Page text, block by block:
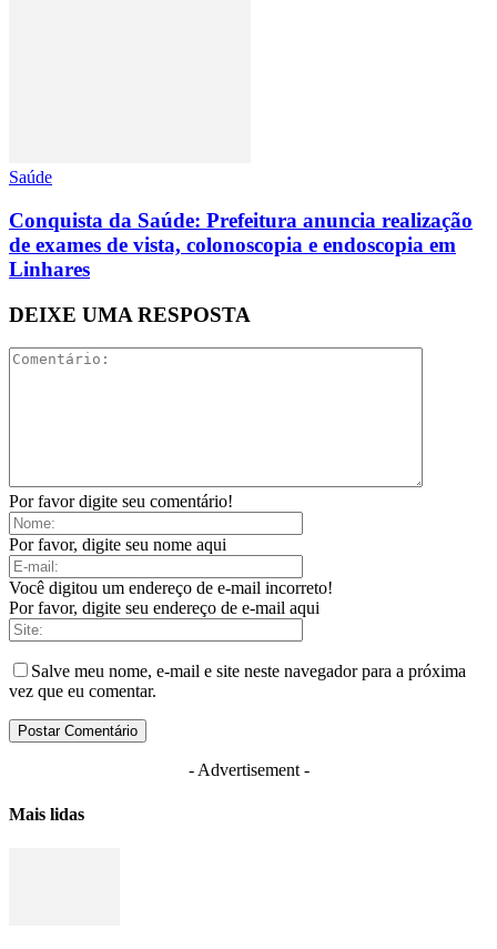
Saúde
Conquista da Saúde: Prefeitura anuncia realização
de exames de vista, colonoscopia e endoscopia em
Linhares
DEIXE UMA RESPOSTA
Por favor digite seu comentário!
Por favor, digite seu nome aqui
Você digitou um endereço de e-mail incorreto!
Por favor, digite seu endereço de e-mail aqui
Salve meu nome, e-mail e site neste navegador para a próxima
vez que eu comentar.
- Advertisement -
Mais lidas